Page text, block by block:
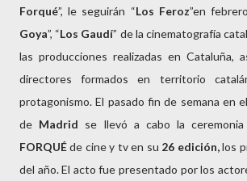
Forqué”, le seguirán “Los Feroz”en
Goya”, “Los Gaudí” de la cinematografía
las producciones realizadas en Cataluña,
directores formados en territorio
protagonismo. El pasado fin de semana en
de Madrid se llevó a cabo la
FORQUÉde cine y tv en su 26 edición,los
del año. El acto fue presentado por los